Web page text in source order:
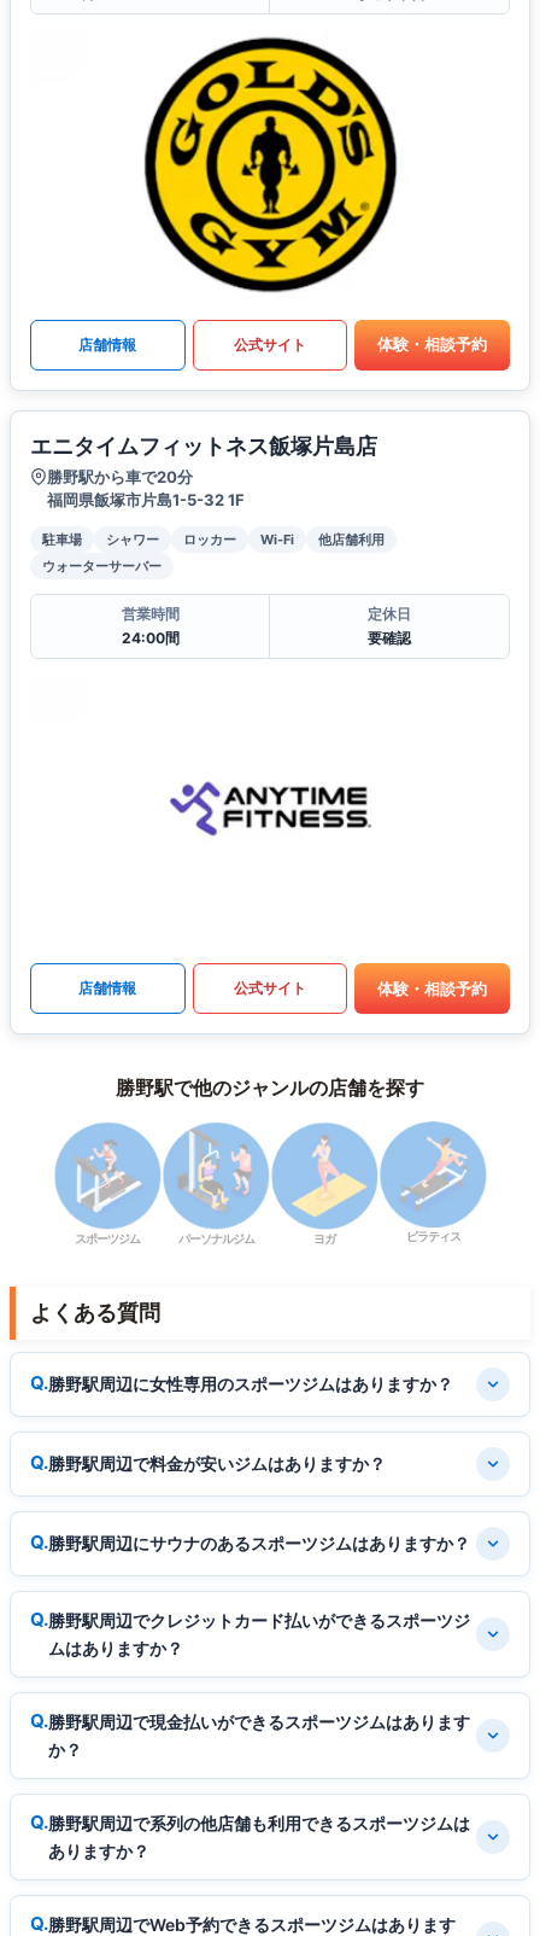
店舗情報 公式サイト 体験・相談予約
エニタイムフィットネス飯塚片島店
勝野駅から車で20分
福岡県飯塚市片島1-5-32 1F
駐車場 シャワー ロッカー Wi-Fi
他店舗利用
ウォーターサーバー
営業時間
24:00間
定休日
要確認
店舗情報 公式サイト 体験・相談予約
勝野駅で他のジャンルの店舗を探す
スポーツジム パーソナルジム ヨガ ピラティス
よくある質問
勝野駅周辺に女性専用のスポーツジムはありますか？
勝野駅周辺で料金が安いジムはありますか？
勝野駅周辺にサウナのあるスポーツジムはありますか？
勝野駅周辺でクレジットカード払いができるスポーツジ
ムはありますか？
勝野駅周辺で現金払いができるスポーツジムはあります
か？
勝野駅周辺で系列の他店舗も利用できるスポーツジムは
ありますか？
勝野駅周辺でWeb予約できるスポーツジムはあります